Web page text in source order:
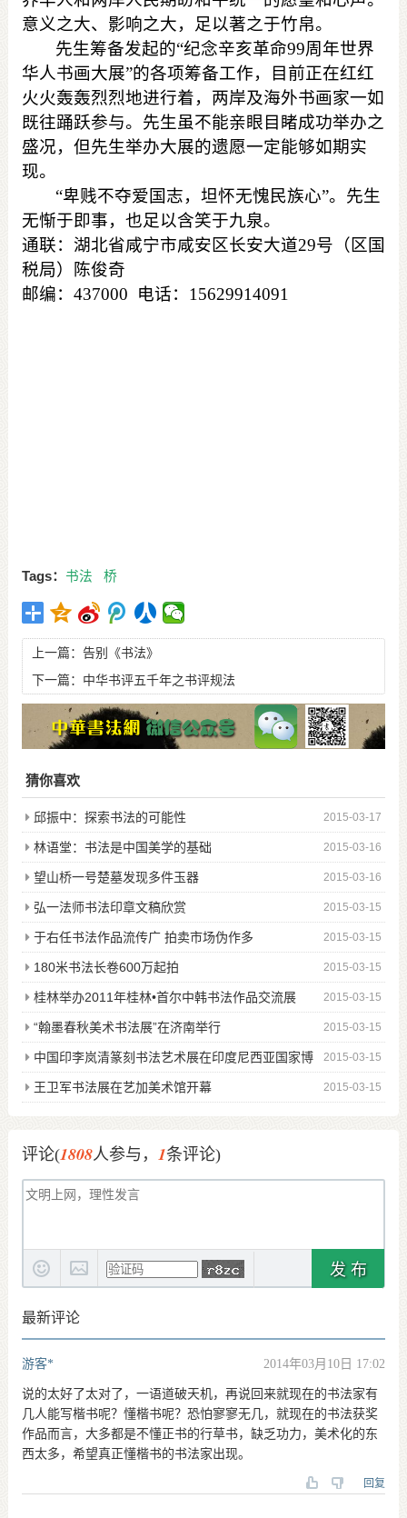
意义之大、影响之大，足以著之于竹帛。
先生筹备发起的“纪念辛亥革命99周年世界
华人书画大展”的各项筹备工作，目前正在红红
火火轰轰烈烈地进行着，两岸及海外书画家一如
既往踊跃参与。先生虽不能亲眼目睹成功举办之
盛况，但先生举办大展的遗愿一定能够如期实
现。
“卑贱不夺爱国志，坦怀无愧民族心”。先生
无惭于即事，也足以含笑于九泉。
通联：湖北省咸宁市咸安区长安大道29号（区国
税局）陈俊奇
邮编： 437000 电话： 15629914091
Tags： 书法 桥
上一篇： 告别《书法》
下一篇： 中华书评五千年之书评规法
猜你喜欢
2015-03-17
邱振中：探索书法的可能性
2015-03-16
林语堂：书法是中国美学的基础
2015-03-16
望山桥一号楚墓发现多件玉器
2015-03-15
弘一法师书法印章文稿欣赏
2015-03-15
于右任书法作品流传广 拍卖市场伪作多
2015-03-15
180米书法长卷600万起拍
2015-03-15
桂林举办2011年桂林•首尔中韩书法作品交流展
2015-03-15
“翰墨春秋美术书法展”在济南举行
2015-03-15
中国印李岚清篆刻书法艺术展在印度尼西亚国家博
物馆开幕
2015-03-15
王卫军书法展在艺加美术馆开幕
评论(1808人参与， 1条评论)
发 布
最新评论
游客* 2014年03月10日 17:02
说的太好了太对了，一语道破天机，再说回来就现在的书法家有
几人能写楷书呢？懂楷书呢？恐怕寥寥无几，就现在的书法获奖
作品而言，大多都是不懂正书的行草书，缺乏功力，美术化的东
西太多，希望真正懂楷书的书法家出现。
回复